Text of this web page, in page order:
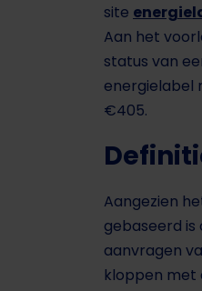
site
Aan het
status van
energielabel
€405.
Aangezien
gebaseerd is
aanvragen
kloppen met